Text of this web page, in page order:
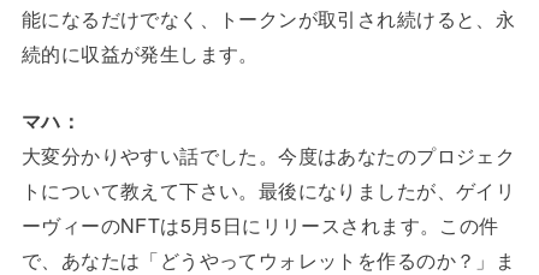
能になるだけでなく、トークンが取引され続けると、永
続的に収益が発生します。
マハ：
大変分かりやすい話でした。今度はあなたのプロジェク
トについて教えて下さい。最後になりましたが、ゲイリ
ーヴィーのNFTは5月5日にリリースされます。この件
で、あなたは「どうやってウォレットを作るのか？」ま